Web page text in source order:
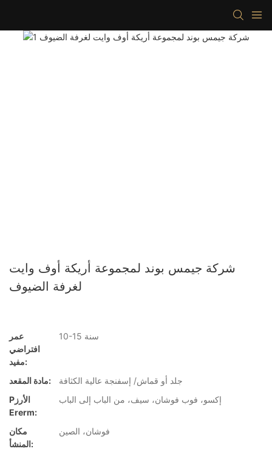
شركة جيمس بوند لمجموعة أريكة أوف وايت
لغرفة الضيوف
عمر
افتراضي
مفيد:
10-15 سنة
مادة المقعد:
جلد أو قماش/ إسفنجة عالية الكثافة
Pالأرز
Ererm:
إكسو، فوب فوشان، سيف، من الباب إلى الباب
مكان
المنشأ:
فوشان، الصين